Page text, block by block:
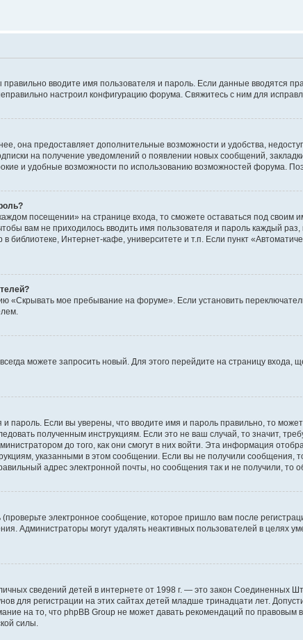
вводите имя пользователя и пароль. Если данные вводятся
настроил конфигурацию форума. Свяжитесь с ним для
она предоставляет дополнительные возможности и удобства,
на получение уведомлений о появлении новых сообщений,
и удобные возможности по использованию возможностей форума.
посещении» на странице входа, то сможете оставаться под
вам не приходилось вводить имя пользователя и пароль каждый
Интернет-кафе, университете и т.п. Если пункт
«Скрывать мое пребывание на форуме». Если установить
можете запросить новый. Для этого перейдите на страницу
пароль. Если вы уверены, что вводите имя и пароль правильно, то
полученным инструкциям. Если это не ваш случай, то значит,
до того, как они смогут в них войти. Эта информация
указанными в этом сообщении. Если вы не получили сообщения,
адрес электронной почты, но сообщения так и не получили, то
электронное сообщение, которое пришло вам после
Администраторы могут удалять неактивных пользователей в целях
сведений детей в интернете от 1998 г. — это закон
для регистрации на этих сайтах детей младше тринадцати лет.
на то, что phpBB Group не может давать рекомендаций по правовым
силы.